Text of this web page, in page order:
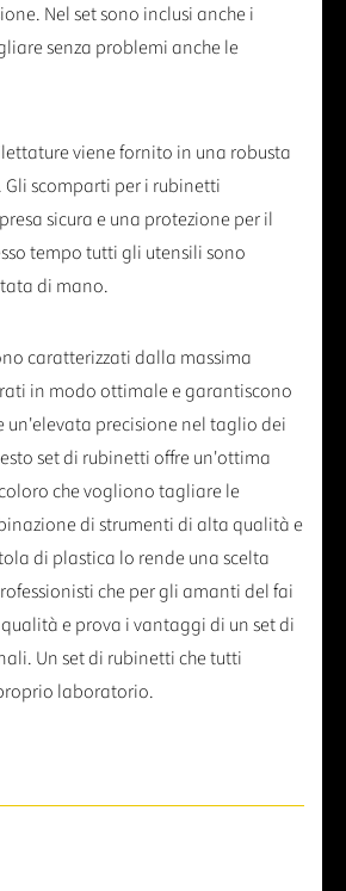
Nel set sono inclusi anche i
senza problemi anche le
viene fornito in una robusta
scomparti per i rubinetti
sicura e una protezione per il
tempo tutti gli utensili sono
di mano.
caratterizzati dalla massima
in modo ottimale e garantiscono
un'elevata precisione nel taglio dei
set di rubinetti offre un'ottima
che vogliono tagliare le
di strumenti di alta qualità e
di plastica lo rende una scelta
che per gli amanti del fai
e prova i vantaggi di un set di
Un set di rubinetti che tutti
laboratorio.